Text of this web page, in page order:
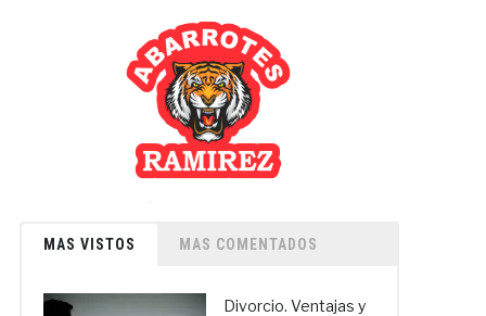
MAS VISTOS MAS COMENTADOS
Divorcio. Ventajas y